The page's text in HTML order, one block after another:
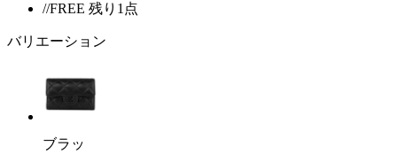
//FREE 残り1点
バリエーション
ブラッ